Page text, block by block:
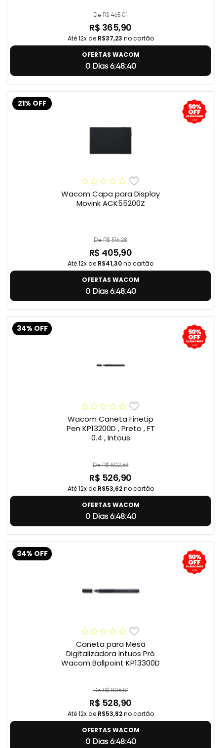
De R$ 465,01
R$ 365,90
Até 12x de R$37,23 no cartão
OFERTAS WACOM
0 Dias 6:48:39
21% OFF
Wacom Capa para Display
Movink ACK55200Z
De R$ 516,28
R$ 405,90
Até 12x de R$41,30no cartão
OFERTAS WACOM
0 Dias 6:48:39
34% OFF
Wacom Caneta Finetip
Pen KP13200D , Preto , FT
0.4 , Intous
De R$ 802,68
R$ 526,90
Até 12x de R$53,62no cartão
OFERTAS WACOM
0 Dias 6:48:39
34% OFF
Caneta para Mesa
Digitalizadora Intuos Pró
Wacom Ballpoint KP13300D
De R$ 806,59
R$ 528,90
Até 12x de R$53,82no cartão
OFERTAS WACOM
0 Dias 6:48:39